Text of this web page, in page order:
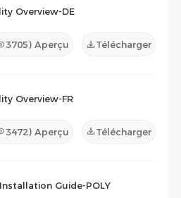
Overview-DE
3705) Aperçu Télécharger
Overview-FR
3472) Aperçu Télécharger
Guide-POLY